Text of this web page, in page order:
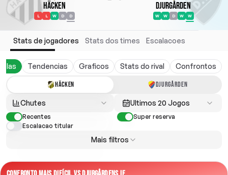
Häcken
L L W D D
Djurgården
W W D W W
Stats de jogadores Stats dos times Escalacoes
Tendencias Graficos Stats do rival Confrontos
HÄCKEN DJURGÅRDEN
Chutes Ultimos 20 Jogos
Recentes
Super reserva
Escalacao titular
Mais filtros